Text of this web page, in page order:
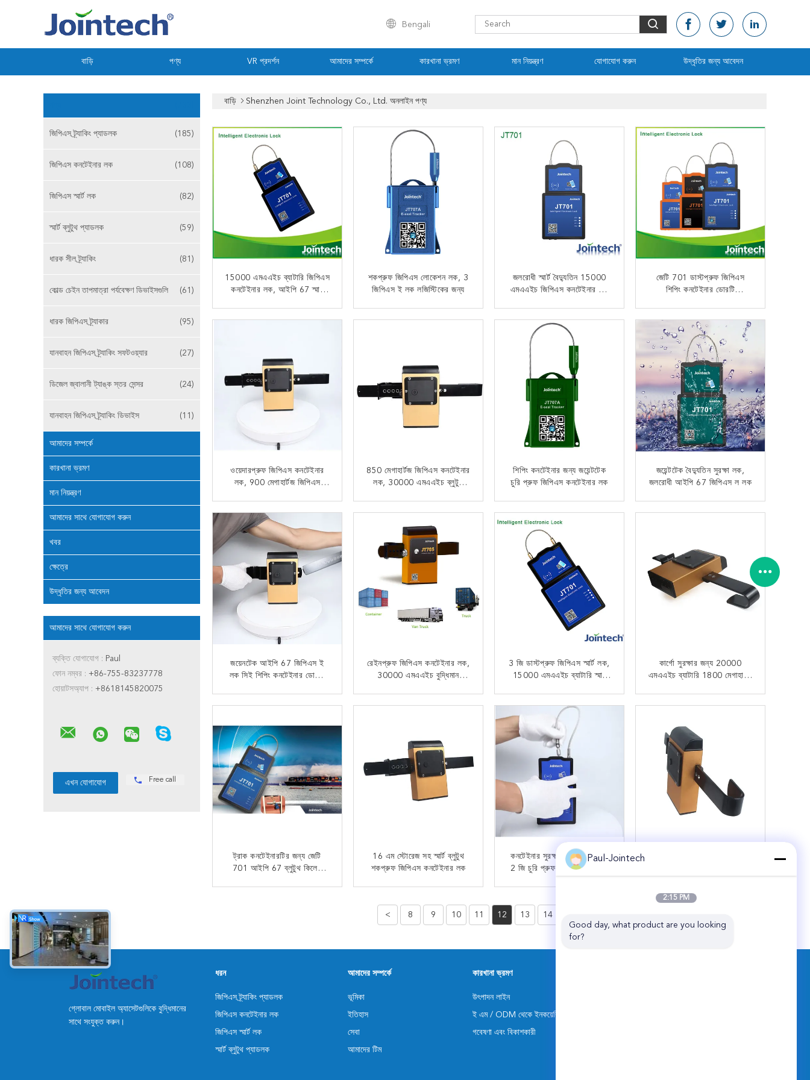
Bengali
বাড়ি পণ্য VR প্রদর্শন আমাদের সম্পর্কে কারখানা ভ্রমণ মান নিয়ন্ত্রণ যোগাযোগ করুন উদ্ধৃতির জন্য আবেদন
জিপিএস ট্র্যাকিং প্যাডলক (185)
জিপিএস কনটেইনার লক (108)
জিপিএস স্মার্ট লক (82)
স্মার্ট ব্লুটুথ প্যাডলক (59)
ধারক সীল ট্র্যাকিং (81)
কোল্ড চেইন তাপমাত্রা পর্যবেক্ষণ ডিভাইসগুলি (61)
ধারক জিপিএস ট্র্যাকার (95)
যানবাহন জিপিএস ট্র্যাকিং সফটওয়্যার (27)
ডিজেল জ্বালানী ট্যাঙ্ক স্তর সেন্সর (24)
যানবাহন জিপিএস ট্র্যাকিং ডিভাইস (11)
আমাদের সম্পর্কে
কারখানা ভ্রমণ
মান নিয়ন্ত্রণ
আমাদের সাথে যোগাযোগ করুন
খবর
ক্ষেত্রে
উদ্ধৃতির জন্য আবেদন
আমাদের সাথে যোগাযোগ করুন
ব্যক্তি যোগাযোগ : Paul
ফোন নম্বর : +86-755-83237778
হোয়াটসঅ্যাপ : +8618145820075
Free call
বাড়ি Shenzhen Joint Technology Co., Ltd. অনলাইন পণ্য
15000 এমএএইচ ব্যাটারি জিপিএস
কনটেইনার লক, আইপি 67 স্মার্ট
এখন যোগাযোগ
শকপ্রুফ জিপিএস লোকেশন লক, 3
জিপিএস ই লক লজিস্টিকের জন্য
এখন যোগাযোগ
জলরোধী স্মার্ট বৈদ্যুতিন 15000
এমএএইচ জিপিএস কনটেইনার লক
এখন যোগাযোগ
জেটি 701 ডাস্টপ্রুফ জিপিএস
শিপিং কনটেইনার ডোরটি
এখন যোগাযোগ
ওয়েদারপ্রুফ জিপিএস কনটেইনার
লক, 900 মেগাহার্টজ জিপিএস
এখন যোগাযোগ
850 মেগাহার্টজ জিপিএস কনটেইনার
লক, 30000 এমএএইচ ব্লুটুথ
এখন যোগাযোগ
শিপিং কনটেইনার জন্য জয়েন্টটেক
চুরি প্রুফ জিপিএস কনটেইনার লক
এখন যোগাযোগ
জয়েন্টটেক বৈদ্যুতিন সুরক্ষা লক,
জলরোধী আইপি 67 জিপিএস ল লক
এখন যোগাযোগ
জয়েনটেক আইপি 67 জিপিএস ই
লক সিই শিপিং কনটেইনার ডোরের
এখন যোগাযোগ
রেইনপ্রুফ জিপিএস কনটেইনার লক,
30000 এমএএইচ বুদ্ধিমান
এখন যোগাযোগ
3 জি ডাস্টপ্রুফ জিপিএস স্মার্ট লক,
15000 এমএএইচ ব্যাটারি স্মার্ট
এখন যোগাযোগ
কার্গো সুরক্ষার জন্য 20000
এমএএইচ ব্যাটারি 1800 মেগাহার্টজ
এখন যোগাযোগ
ট্রাক কনটেইনারটির জন্য জেটি
701 আইপি 67 ব্লুটুথ কিলেস
16 এম স্টোরেজ সহ স্মার্ট ব্লুটুথ
শকপ্রুফ জিপিএস কনটেইনার লক
কনটেইনার সুরক্ষার জন্য জয়েন্টটেক
2 জি চুরি প্রুফ জিপিএস লোকেশন
এখন যোগাযোগ
< 8 9 10 11 12 13 14
গ্লোবাল মোবাইল অ্যাসেটগুলিকে বুদ্ধিমানের
সাথে সংযুক্ত করুন।
ধরন
জিপিএস ট্র্যাকিং প্যাডলক
জিপিএস কনটেইনার লক
জিপিএস স্মার্ট লক
স্মার্ট ব্লুটুথ প্যাডলক
আমাদের সম্পর্কে
ভূমিকা
ইতিহাস
সেবা
আমাদের টিম
কারখানা ভ্রমণ
উৎপাদন লাইন
ই এম / ODM থেকে ইনকয়েরি
গবেষণা এবং বিকাশকারী
Paul-Jointech
2:15 PM
Good day, what product are you looking
for?